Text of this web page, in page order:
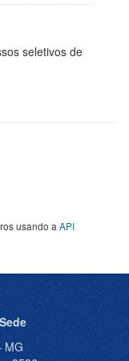
seletivos de
usando a API
MG